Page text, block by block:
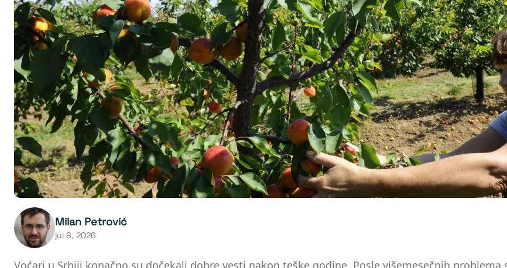
Milan Petrović
jul 8, 2026
Voćari u Srbiji konačno su dočekali dobre vesti nakon teške godine. Posle višemesečnih